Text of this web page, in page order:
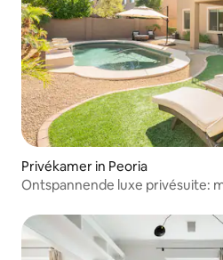
Privékamer in Peoria
Ontspannende luxe privésuite: